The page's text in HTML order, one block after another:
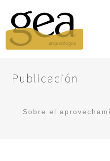
Publicación
Sobre el